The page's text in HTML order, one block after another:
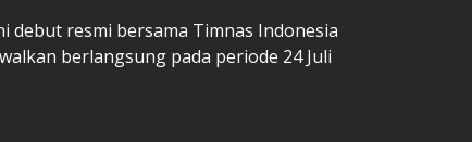
debut resmi bersama Timnas Indonesia
berlangsung pada periode 24 Juli